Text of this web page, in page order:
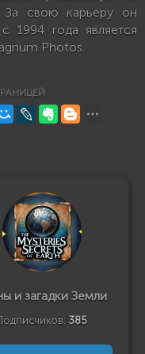
За свою карьеру он
1994 года является
Photos.
и загадки Земли
385